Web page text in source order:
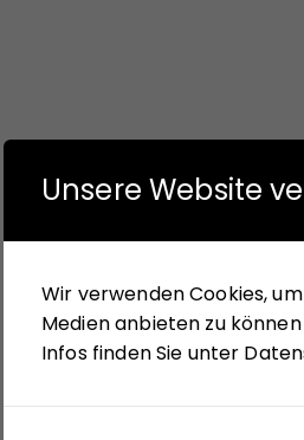
Unsere Website
Wir verwenden Cookies,
Medien anbieten zu
Infos finden Sie unter